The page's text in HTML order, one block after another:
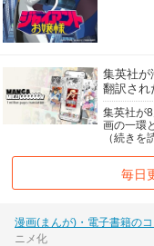
集英社が
翻訳され
集英社が
画の一環
（続きを
毎日
漫画(まんが)・電子書籍の
ニメ化